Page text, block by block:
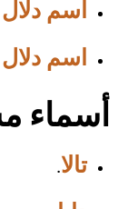
اسم
اسم دلال
أسماء
تالا.